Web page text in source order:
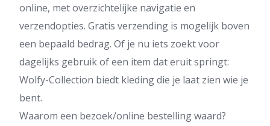
online, met overzichtelijke navigatie en
verzendopties. Gratis verzending is mogelijk boven
een bepaald bedrag. Of je nu iets zoekt voor
dagelijks gebruik of een item dat eruit springt:
Wolfy-Collection biedt kleding die je laat zien wie je
bent.
Waarom een bezoek/online bestelling waard?